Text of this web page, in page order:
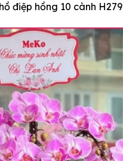
điệp hồng 10 cành H279